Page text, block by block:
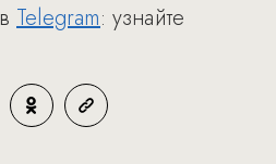
Telegram: узнайте